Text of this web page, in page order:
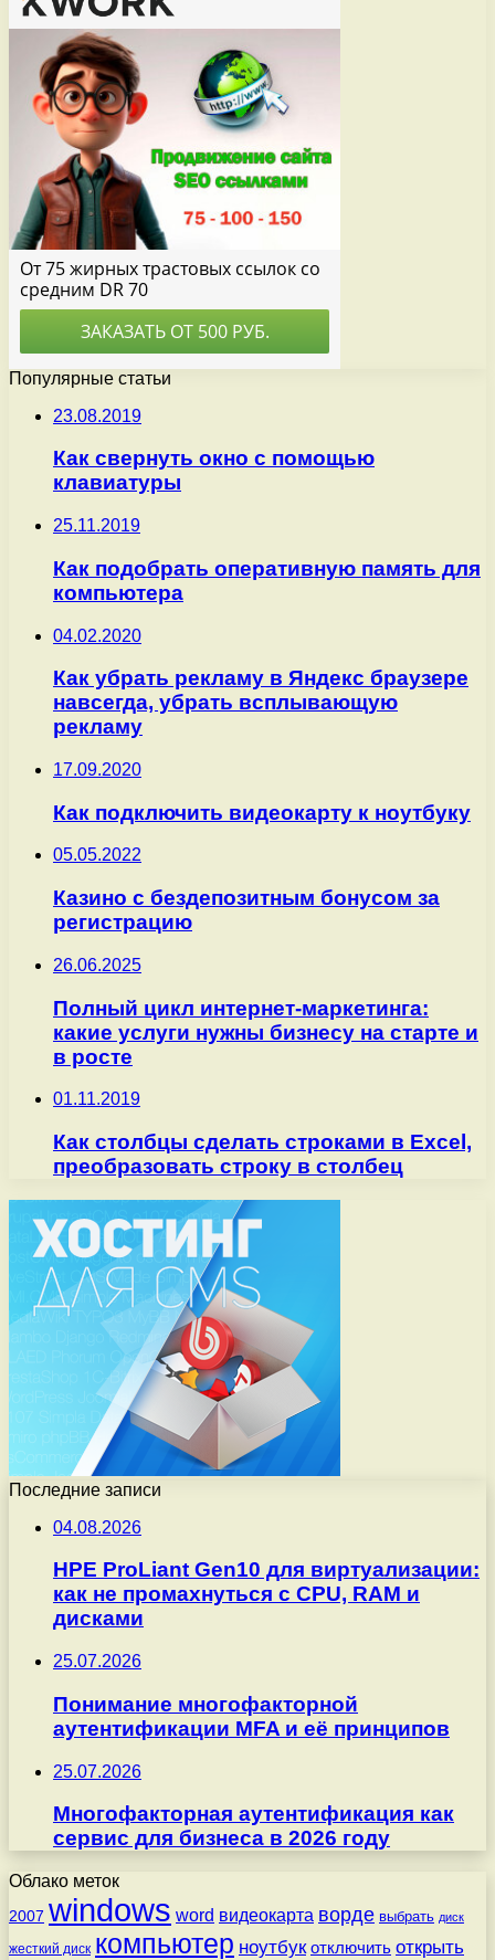
Популярные статьи
23.08.2019
Как свернуть окно с помощью
клавиатуры
25.11.2019
Как подобрать оперативную память для
компьютера
04.02.2020
Как убрать рекламу в Яндекс браузере
навсегда, убрать всплывающую
рекламу
17.09.2020
Как подключить видеокарту к ноутбуку
05.05.2022
Казино с бездепозитным бонусом за
регистрацию
26.06.2025
Полный цикл интернет-маркетинга:
какие услуги нужны бизнесу на старте и
в росте
01.11.2019
Как столбцы сделать строками в Excel,
преобразовать строку в столбец
Последние записи
04.08.2026
HPE ProLiant Gen10 для виртуализации:
как не промахнуться с CPU, RAM и
дисками
25.07.2026
Понимание многофакторной
аутентификации MFA и её принципов
25.07.2026
Многофакторная аутентификация как
сервис для бизнеса в 2026 году
Облако меток
2007 windows word видеокарта ворде выбрать диск
жесткий диск компьютер ноутбук отключить открыть